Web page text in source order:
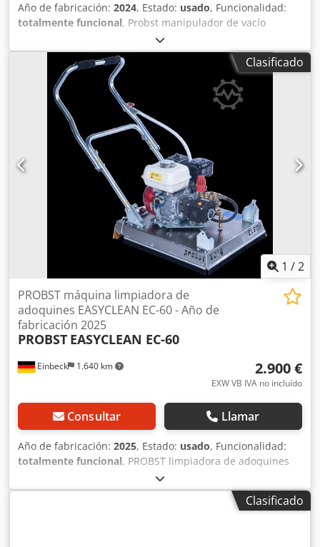
Año de fabricación: 2024, Estado: usado, Funcionalidad:
totalmente funcional, Probst manipulador de vacío
manual SPEEDY VS-140/200-XL — Año de fabricación 2024
Usado, procedente del parque de alquiler profesional de
Kurt König Baumaschinen GmbH, Einbeck. Estado y notas:
- Estado: Usado de alquiler, mantenido regularmente -
Funcionamiento: Totalmente operativo Dodpfx Asy A
Hacsmleck - Imágenes del producto próximamente — si
está interesado, contáctenos para fotos actuales -
Inspección posible en 37574 Einbeck previa cita Precio:
1.900 EUR más IVA | EXW Einbeck | Entrega bajo consulta
Clasificado
1 /2
Einbeck 1.640 km
PROBST máquina limpiadora de
adoquines EASYCLEAN EC-60 - Año de
fabricación 2025
PROBST EASYCLEAN EC-60
2.900 €
EXW VB IVA no incluído
Consultar Llamar
Año de fabricación: 2025, Estado: usado, Funcionalidad:
totalmente funcional, PROBST limpiadora de adoquines
EASYCLEAN EC-60 — Año de fabricación 2025 Usada,
procedente del parque de alquiler profesional de Kurt
König Baumaschinen GmbH, Einbeck. Estado y notas: -
Clasificado